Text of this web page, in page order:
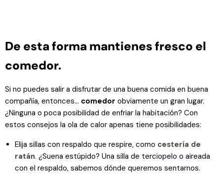
De esta forma mantienes fresco el
comedor.
Si no puedes salir a disfrutar de una buena comida en buena
compañía, entonces... comedor obviamente un gran lugar.
¿Ninguna o poca posibilidad de enfriar la habitación? Con
estos consejos la ola de calor apenas tiene posibilidades:
Elija sillas con respaldo que respire, como cestería de
ratán. ¿Suena estúpido? Una silla de terciopelo o aireada
con el respaldo, sabemos dónde queremos sentarnos.